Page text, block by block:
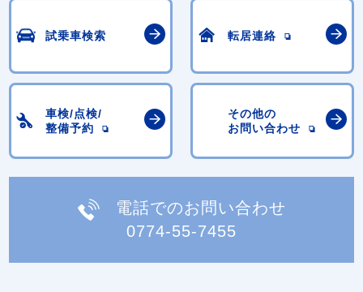
試乗車検索 転居連絡
車検/点検/
整備予約
その他の
お問い合わせ
電話でのお問い合わせ
0774-55-7455